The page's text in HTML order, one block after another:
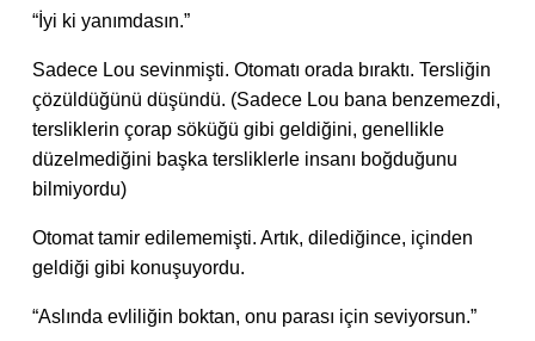
“İyi ki yanımdasın.”
Sadece Lou sevinmişti. Otomatı orada bıraktı. Tersliğin
çözüldüğünü düşündü. (Sadece Lou bana benzemezdi,
tersliklerin çorap söküğü gibi geldiğini, genellikle
düzelmediğini başka tersliklerle insanı boğduğunu
bilmiyordu)
Otomat tamir edilememişti. Artık, dilediğince, içinden
geldiği gibi konuşuyordu.
“Aslında evliliğin boktan, onu parası için seviyorsun.”